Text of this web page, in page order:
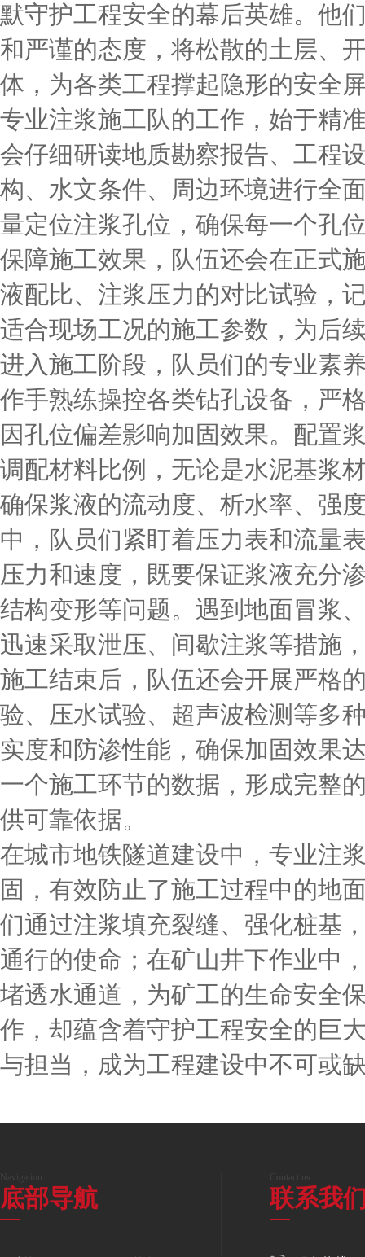
默守护工程安全的幕后英雄。他
和严谨的态度，将松散的土层、
体，为各类工程撑起隐形的安全
专业注浆施工队的工作，始于精
会仔细研读地质勘察报告、工程
构、水文条件、周边环境进行全
量定位注浆孔位，确保每一个孔
保障施工效果，队伍还会在正式
液配比、注浆压力的对比试验，
适合现场工况的施工参数，为后
进入施工阶段，队员们的专业素
作手熟练操控各类钻孔设备，严
因孔位偏差影响加固效果。配置
调配材料比例，无论是水泥基浆
确保浆液的流动度、析水率、强
中，队员们紧盯着压力表和流量
压力和速度，既要保证浆液充分
结构变形等问题。遇到地面冒浆
迅速采取泄压、间歇注浆等措施
施工结束后，队伍还会开展严格
验、压水试验、超声波检测等多
实度和防渗性能，确保加固效果
一个施工环节的数据，形成完整
供可靠依据。
在城市地铁隧道建设中，专业注
固，有效防止了施工过程中的地
们通过注浆填充裂缝、强化桩基
通行的使命；在矿山井下作业中
堵透水通道，为矿工的生命安全
作，却蕴含着守护工程安全的巨
与担当，成为工程建设中不可或
底部导航 联系我